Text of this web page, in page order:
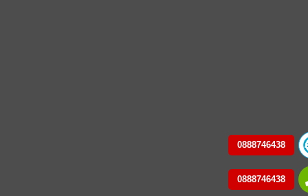
0888746438
0888746438